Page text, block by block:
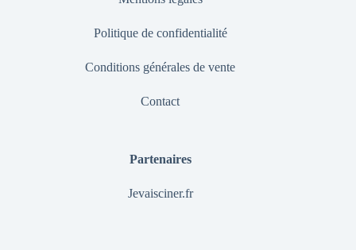
Politique de confidentialité
Conditions générales de vente
Contact
Partenaires
Jevaisciner.fr